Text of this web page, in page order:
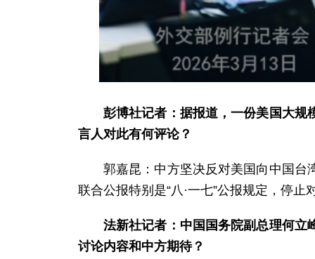
彭博社记者：据报道，一份美国大规
言人对此有何评论？
郭嘉昆：中方坚决反对美国向中国台
联合公报特别是“八·一七”公报规定，停
法新社记者：中国国务院副总理何立
讨论内容和中方期待？